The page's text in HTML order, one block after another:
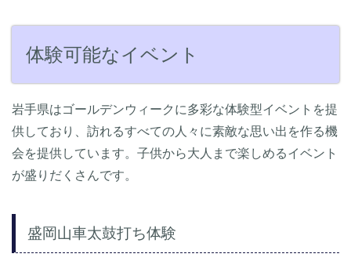
体験可能なイベント
岩手県はゴールデンウィークに多彩な体験型イベントを提
供しており、訪れるすべての人々に素敵な思い出を作る機
会を提供しています。子供から大人まで楽しめるイベント
が盛りだくさんです。
盛岡山車太鼓打ち体験